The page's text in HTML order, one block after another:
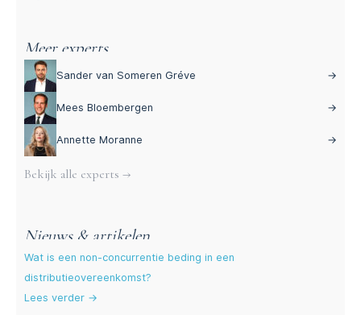
Meer experts
Sander van Someren Gréve →
Mees Bloembergen →
Annette Moranne →
Bekijk alle experts →
Nieuws & artikelen
Wat is een non-concurrentie beding in een
distributieovereenkomst?
Lees verder →